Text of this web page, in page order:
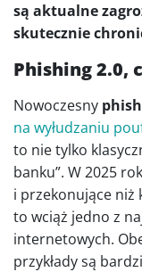
są aktualne
skutecznie
Phishing 2.0,
Nowoczesny
na wyłudzaniu
to nie tylko
banku”. W 2025
i przekonujące niż
to wciąż jedno z
internetowych.
przykłady są